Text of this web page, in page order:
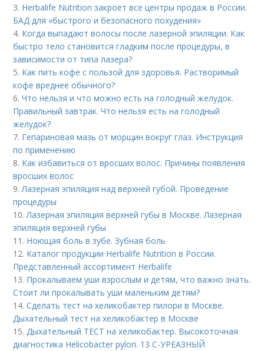
3. Herbalife Nutrition закроет все центры продаж в России.
БАД для «быстрого и безопасного похудения»
4. Когда выпадают волосы после лазерной эпиляции. Как
быстро тело становится гладким после процедуры, в
зависимости от типа лазера?
5. Как пить кофе с пользой для здоровья. Растворимый
кофе вреднее обычного?
6.Что нельзя и что можно есть на голодный желудок.
Правильный завтрак. Что нельзя есть на голодный
желудок?
7. Гепариновая мазь от морщин вокруг глаз. Инструкция
по применению
8. Как избавиться от вросших волос. Причины появления
вросших волос
9.Лазерная эпиляция над верхней губой. Проведение
процедуры
10.Лазерная эпиляция верхней губы в Москве. Лазерная
эпиляция верхней губы
11. Ноющая боль в зубе. Зубная боль
12. Каталог продукции Herbalife Nutrition в России.
Представленный ассортимент Herbalife
13. Прокалываем уши взрослым и детям, что важно знать.
Стоит ли прокалывать уши маленьким детям?
14.Сделать тест на хеликобактер пилори в Москве.
Дыхательный тест на хеликобактер в Москве
15.Дыхательный ТЕСТ на хеликобактер. Высокоточная
диагностика Helicobacter pylori. 13 C-УРЕАЗНЫЙ